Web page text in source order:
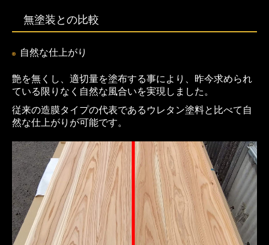
無塗装との比較
自然な仕上がり
艶を無くし、適切量を塗布する事により、 昨今求められ
ている限りなく自然な風合いを実現しました。
従来の造膜タイプの代表であるウレタン塗料と比べて自
然な仕上がりが可能です。